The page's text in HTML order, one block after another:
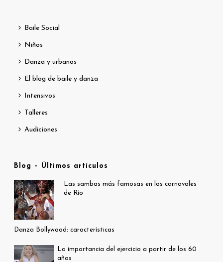
Baile Social
Niños
Danza y urbanos
El blog de baile y danza
Intensivos
Talleres
Audiciones
Blog – Últimos artículos
Las sambas más famosas en los carnavales
de Río
Danza Bollywood: características
La importancia del ejercicio a partir de los 60
años